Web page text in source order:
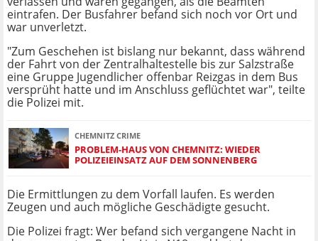
eintrafen. Der Busfahrer befand sich noch vor Ort und
war unverletzt.
"Zum Geschehen ist bislang nur bekannt, dass während
der Fahrt von der Zentralhaltestelle bis zur Salzstraße
eine Gruppe Jugendlicher offenbar Reizgas in dem Bus
versprüht hatte und im Anschluss geflüchtet war", teilte
die Polizei mit.
CHEMNITZ CRIME
PROBLEM-HAUS VON CHEMNITZ: WIEDER
POLIZEIEINSATZ AUF DEM SONNENBERG
Die Ermittlungen zu dem Vorfall laufen. Es werden
Zeugen und auch mögliche Geschädigte gesucht.
Die Polizei fragt: Wer befand sich vergangene Nacht in